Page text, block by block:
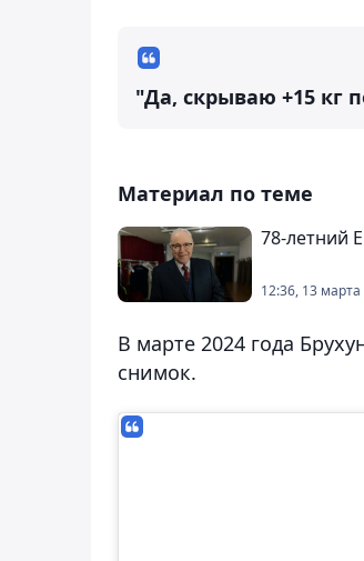
"Да, скрываю +15 кг
Материал по теме
78-летний
12:36, 13
В марте 2024 года
снимок.